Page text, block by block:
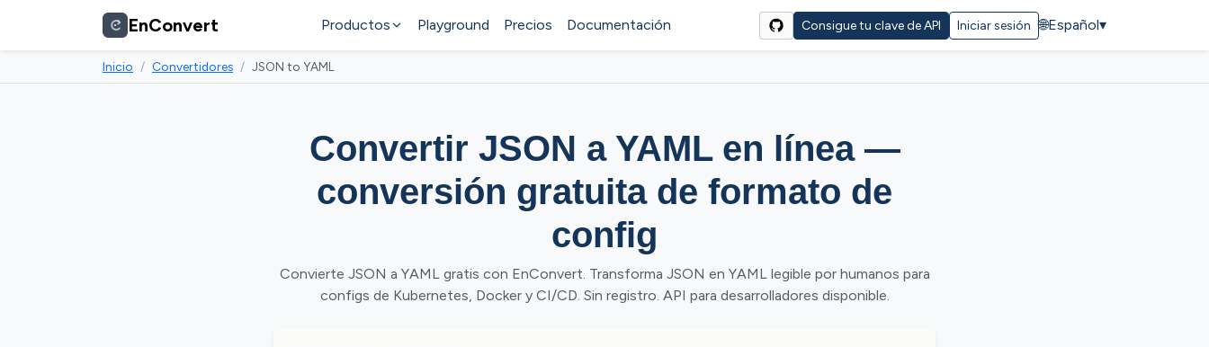
EnConvert Productos Playground Precios Documentación Consigue tu clave de API Iniciar sesión 🌐Español▾
Inicio Convertidores JSON to YAML
Convertir JSON a YAML en línea —
conversión gratuita de formato de
config
Convierte JSON a YAML gratis con EnConvert. Transforma JSON en YAML legible por humanos para
configs de Kubernetes, Docker y CI/CD. Sin registro. API para desarrolladores disponible.